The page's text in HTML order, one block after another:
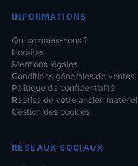
INFORMATIONS
Qui sommes-nous ?
Horaires
Mentions légales
Conditions générales de ventes
Politique de confidentialité
Reprise de votre ancien matériel
Gestion des cookies
RÉSEAUX SOCIAUX